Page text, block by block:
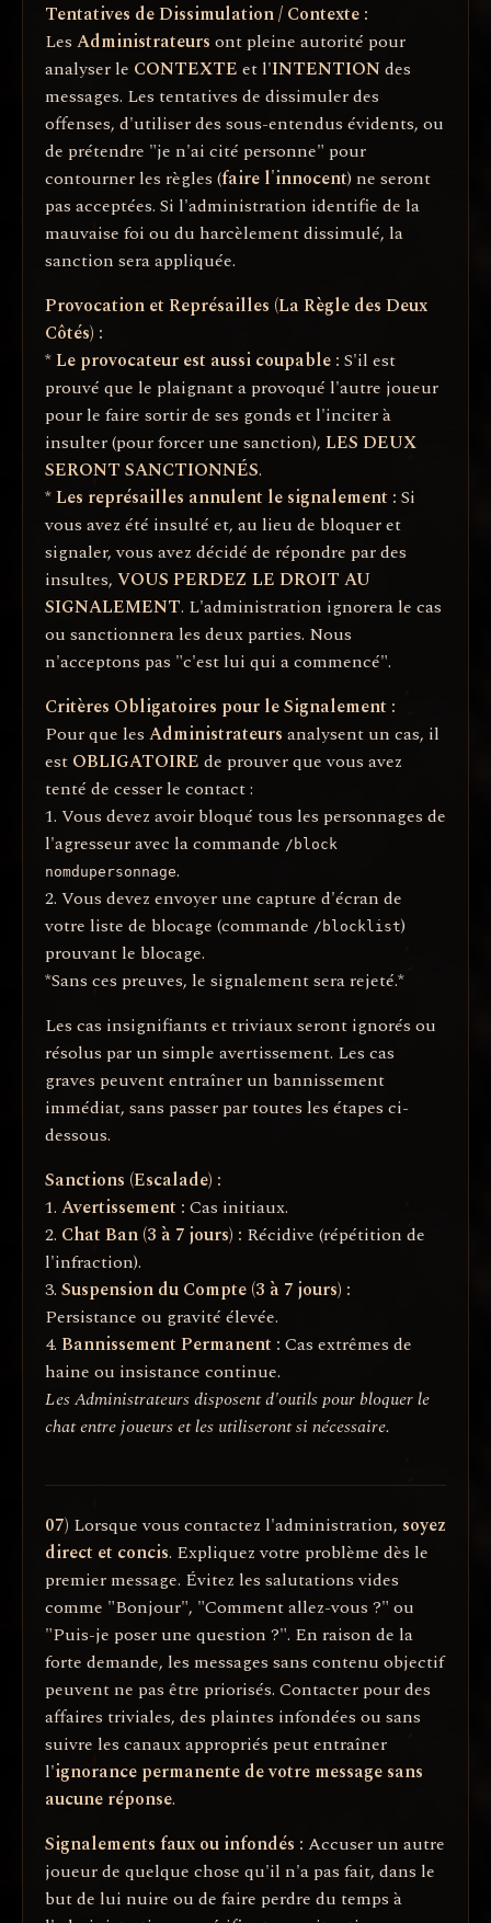
Tentatives de Dissimulation / Contexte :
Les Administrateurs ont pleine autorité pour
analyser le CONTEXTE et l'INTENTION des
messages. Les tentatives de dissimuler des
offenses, d'utiliser des sous-entendus évidents, ou
de prétendre "je n'ai cité personne" pour
contourner les règles (faire l'innocent) ne seront
pas acceptées. Si l'administration identifie de la
mauvaise foi ou du harcèlement dissimulé, la
sanction sera appliquée.
Provocation et Représailles (La Règle des Deux
Côtés) :
*Le provocateur est aussi coupable : S'il est
prouvé que le plaignant a provoqué l'autre joueur
pour le faire sortir de ses gonds et l'inciter à
insulter (pour forcer une sanction), LES DEUX
SERONT SANCTIONNÉS.
*Les représailles annulent le signalement : Si
vous avez été insulté et, au lieu de bloquer et
signaler, vous avez décidé de répondre par des
insultes, VOUS PERDEZ LE DROIT AU
SIGNALEMENT. L'administration ignorera le cas
ou sanctionnera les deux parties. Nous
n'acceptons pas "c'est lui qui a commencé".
Critères Obligatoires pour le Signalement :
Pour que les Administrateurs analysent un cas, il
est OBLIGATOIRE de prouver que vous avez
tenté de cesser le contact :
1. Vous devez avoir bloqué tous les personnages de
l'agresseur avec la commande /block
nomdupersonnage.
2. Vous devez envoyer une capture d'écran de
votre liste de blocage (commande /blocklist)
prouvant le blocage.
*Sans ces preuves, le signalement sera rejeté.*
Les cas insignifiants et triviaux seront ignorés ou
résolus par un simple avertissement. Les cas
graves peuvent entraîner un bannissement
immédiat, sans passer par toutes les étapes ci-
dessous.
Sanctions (Escalade) :
1. Avertissement : Cas initiaux.
2. Chat Ban (3 à 7 jours) : Récidive (répétition de
l'infraction).
3. Suspension du Compte (3 à 7 jours) :
Persistance ou gravité élevée.
4. Bannissement Permanent : Cas extrêmes de
haine ou insistance continue.
Les Administrateurs disposent d'outils pour bloquer le
chat entre joueurs et les utiliseront si nécessaire.
07) Lorsque vous contactez l'administration, soyez
direct et concis. Expliquez votre problème dès le
premier message. Évitez les salutations vides
comme "Bonjour", "Comment allez-vous ?" ou
"Puis-je poser une question ?". En raison de la
forte demande, les messages sans contenu objectif
peuvent ne pas être priorisés. Contacter pour des
affaires triviales, des plaintes infondées ou sans
suivre les canaux appropriés peut entraîner
l'ignorance permanente de votre message sans
aucune réponse.
Signalements faux ou infondés : Accuser un autre
joueur de quelque chose qu'il n'a pas fait, dans le
but de lui nuire ou de faire perdre du temps à